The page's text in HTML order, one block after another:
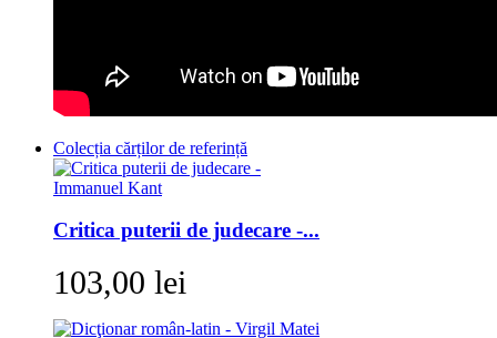
Colecția cărților de referință
Critica puterii de judecare -...
103,00 lei